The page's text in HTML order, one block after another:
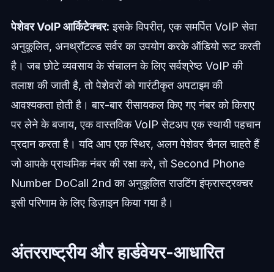
पेशेवर VoIP आर्किटेक्चर: इसके विपरीत, एक समर्पित VoIP सेवा
अनुकूलित, अनथ्रॉटल्ड सर्वर का उपयोग करके ऑडियो रूट करती
है। जब छोटे व्यवसाय के संचालन के लिए सर्वश्रेष्ठ VoIP की
तलाश की जाती है, तो पेशेवरों को गारंटीकृत अपटाइम की
आवश्यकता होती है। बार-बार रीसायकल किए गए नंबर को किराए
पर लेने के बजाय, एक वास्तविक VoIP सेटअप एक स्थायी पहचान
प्रदान करता है। यदि आप एक स्थिर, अलग पेशेवर चैनल चाहते हैं
जो आपके प्राथमिक नंबर की रक्षा करे, तो Second Phone
Number DoCall 2nd का अनुकूलित राउटिंग इंफ्रास्ट्रक्चर
इसी परिणाम के लिए डिज़ाइन किया गया है।
अंतरराष्ट्रीय और हार्डवेयर-आधारित